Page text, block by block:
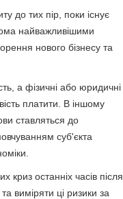
до тих пір, поки існує
найважливішими
нового бізнесу та
а фізичні або юридичні
платити. В іншому
ставляться до
суб'єкта
останніх часів після
виміряти ці ризики за